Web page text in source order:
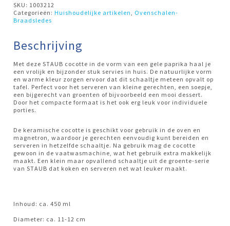
aantal
SKU: 1003212
Categorieën:Huishoudelijke artikelen
Ovenschalen-
Braadsledes
Beschrijving
Met deze STAUB cocotte in de vorm van een gele paprika haal je
een vrolijk en bijzonder stuk servies in huis. De natuurlijke vorm
en warme kleur zorgen ervoor dat dit schaaltje meteen opvalt op
tafel. Perfect voor het serveren van kleine gerechten, een soepje,
een bijgerecht van groenten of bijvoorbeeld een mooi dessert.
Door het compacte formaat is het ook erg leuk voor individuele
porties.
De keramische cocotte is geschikt voor gebruik in de oven en
magnetron, waardoor je gerechten eenvoudig kunt bereiden en
serveren in hetzelfde schaaltje. Na gebruik mag de cocotte
gewoon in de vaatwasmachine, wat het gebruik extra makkelijk
maakt. Een klein maar opvallend schaaltje uit de groente-serie
van STAUB dat koken en serveren net wat leuker maakt.
Inhoud: ca. 450 ml
Diameter: ca. 11-12 cm